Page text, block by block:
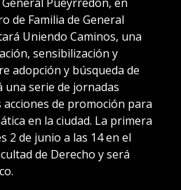
de Familia de General
Uniendo Caminos, una
sensibilización y
adopción y búsqueda de
una serie de jornadas
de promoción para
en la ciudad. La primera
2 de junio a las 14 en el
de Derecho y será